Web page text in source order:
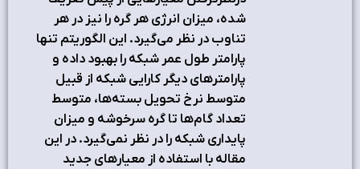
شده، ميزان انرژي هر گره را نيز در هر
تناوب در نظر مي‌گيرد. اين الگوريتم تنها
پارامتر طول عمر شبکه را بهبود داده و
پارامترهاي ديگر کارايي شبکه از قبيل
متوسط نرخ تحويل بسته‌ها، متوسط
تعداد گام‌ها تا گره سرخوشه و ميزان
پايداري شبکه را در نظر نمي‌گيرد. در اين
مقاله با استفاده از معيارهاي جديد